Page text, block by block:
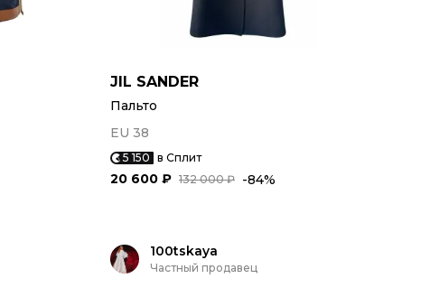
JIL SANDER
Пальто
EU 38
5 150 в Сплит
132 000 ₽
20 600 ₽ -84%
100tskaya
Частный продавец